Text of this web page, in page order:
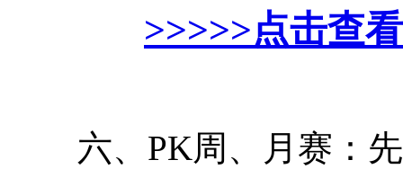
>>>>>点击查
六、PK周、月赛：先